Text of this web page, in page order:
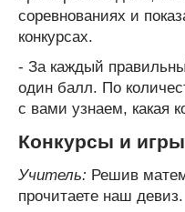
соревнованиях и
конкурсах.
- За каждый
один балл. По
с вами узнаем, какая
Конкурсы и игры
Учитель: Решив
прочитаете наш девиз.